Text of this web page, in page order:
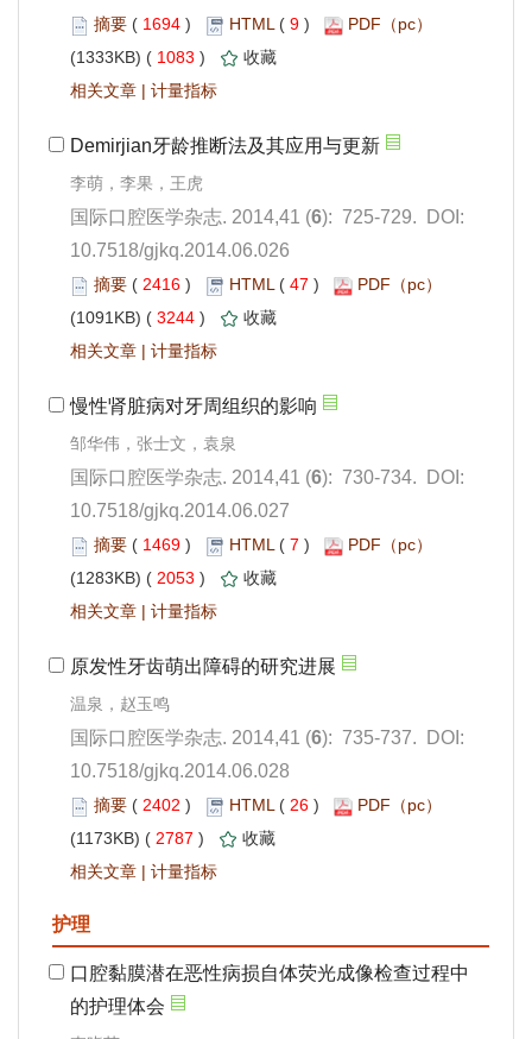
1694 ) 9 )
1083 )
|
): 725-729. DOI:
10.7518/gjkq.2014.06.026
2416 ) 47 )
3244 )
|
): 730-734. DOI:
10.7518/gjkq.2014.06.027
1469 ) 7 )
2053 )
|
): 735-737. DOI:
10.7518/gjkq.2014.06.028
2402 ) 26 )
2787 )
|